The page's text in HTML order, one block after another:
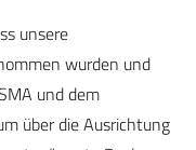
unsere
wurden und
und dem
über die Ausrichtung